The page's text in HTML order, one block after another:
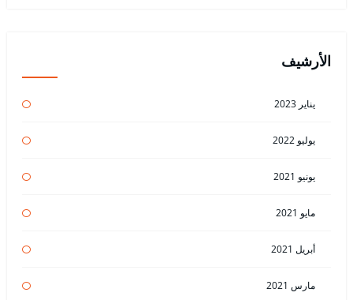
الأرشيف
يناير 2023
يوليو 2022
يونيو 2021
مايو 2021
أبريل 2021
مارس 2021